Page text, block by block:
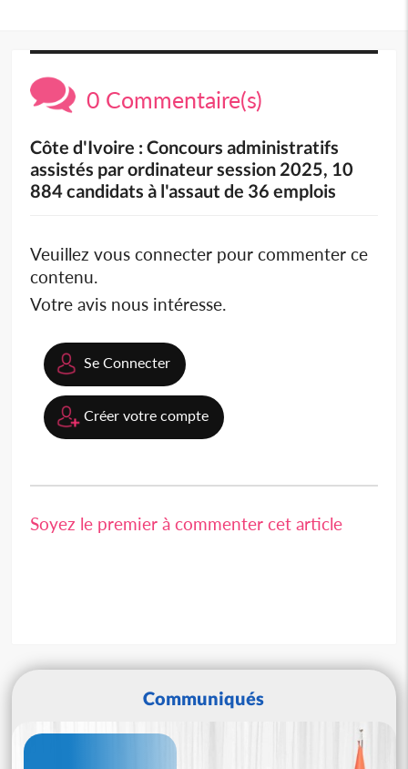
0 Commentaire(s)
Côte d'Ivoire : Concours administratifs
assistés par ordinateur session 2025, 10
884 candidats à l'assaut de 36 emplois
Veuillez vous connecter pour commenter ce
contenu.
Votre avis nous intéresse.
Se Connecter
Créer votre compte
Soyez le premier à commenter cet article
Communiqués